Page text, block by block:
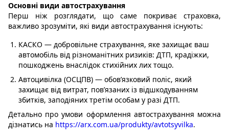
Основні види автострахування
Перш ніж розглядати, що саме покриває страховка,
важливо зрозуміти, які види автострахування існують:
КАСКО — добровільне страхування, яке захищає ваш
автомобіль від різноманітних ризиків: ДТП, крадіжки,
пошкоджень внаслідок стихійних лих тощо.
Автоцивілка (ОСЦПВ) — обов’язковий поліс, який
захищає від витрат, пов’язаних із відшкодуванням
збитків, заподіяних третім особам у разі ДТП.
Детально про умови оформлення автострахування можна
дізнатись на https://arx.com.ua/produkty/avtotsyvilka.